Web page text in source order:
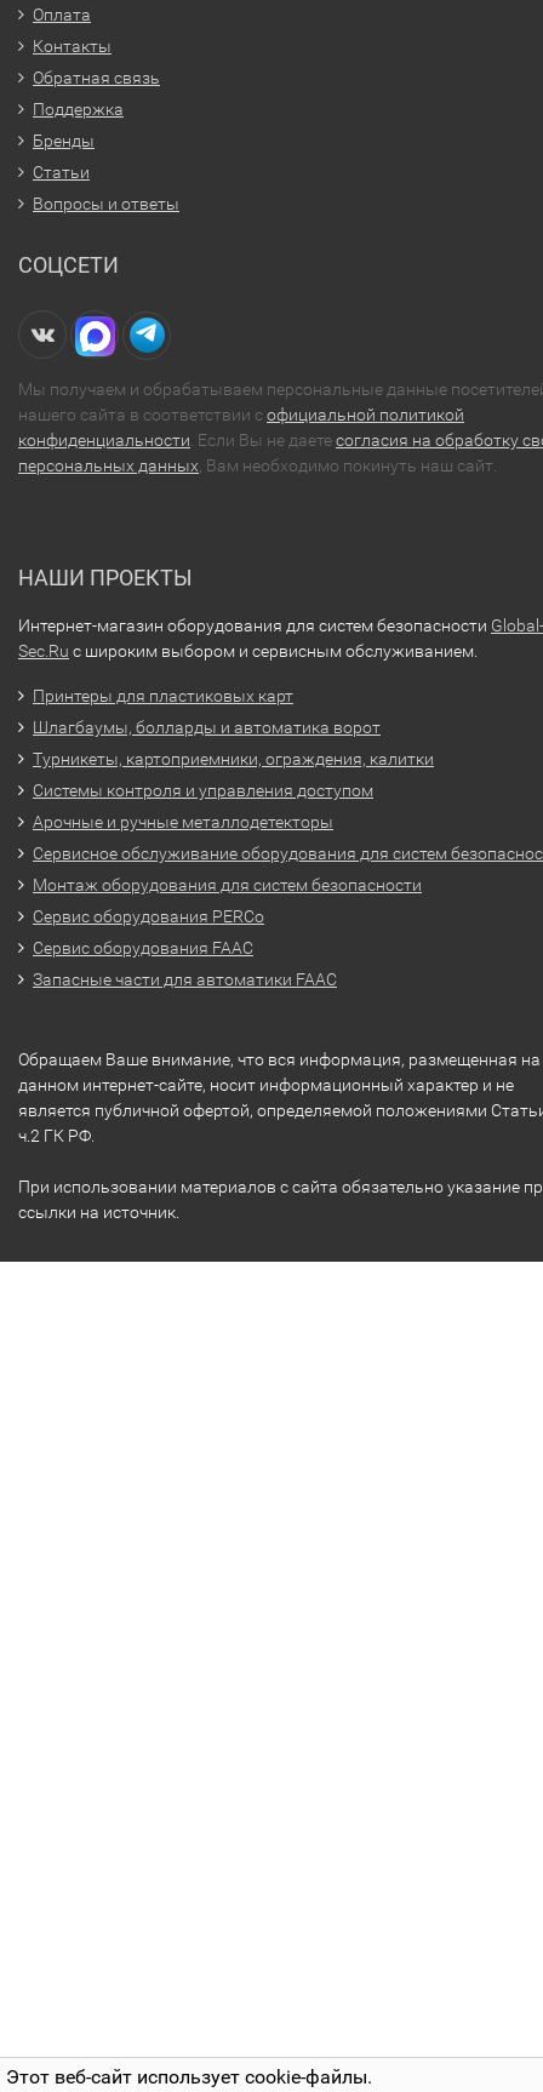
Этот веб-сайт использует cookie-файлы.
Оплата
Контакты
Обратная связь
Поддержка
Бренды
Статьи
Вопросы и ответы
СОЦСЕТИ
Мы получаем и обрабатываем персональные данные
нашего сайта в соответствии софициальной политикой
конфиденциальности . Если Вы не даетесогласия на обработку
персональных данных , Вам необходимо покинуть наш сайт.
НАШИ ПРОЕКТЫ
Интернет-магазин оборудования для систем безопасности Global-
Sec.Ru с широким выбором и сервисным обслуживанием.
Принтеры для пластиковых карт
Шлагбаумы, болларды и автоматика ворот
Турникеты, картоприемники, ограждения, калитки
Системы контроля и управления доступом
Арочные и ручные металлодетекторы
Сервисное обслуживание оборудования для систем
Монтаж оборудования для систем безопасности
Сервис оборудования PERCo
Сервис оборудования FAAC
Запасные части для автоматики FAAC
Обращаем Ваше внимание, что вся информация, размещенная на
данном интернет-сайте, носит информационный характер и не
является публичной офертой, определяемой положениями
ч.2 ГК РФ.
При использовании материалов с сайта обязательно указание
ссылки на источник.